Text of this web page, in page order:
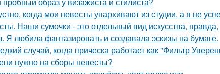
когда мои невесты упархивают из студии, а я не
Наши сумочки - это отдельный вид искусства, правда,
Я любила фантазировать и создавала эскизы на бумаге.
случай, когда прическа работает как "Фильтр
нужно на сборы невесты?